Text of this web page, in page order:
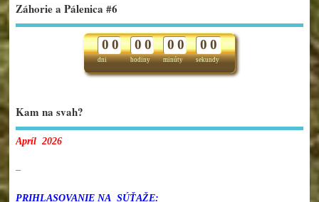
Záhorie a Pálenica #6
dni
0 0
hodiny
0 0
minúty
0 0
sekundy
0 0
Kam na svah?
Apríl 2026
–
PRIHLASOVANIE NA SÚŤAŽE: